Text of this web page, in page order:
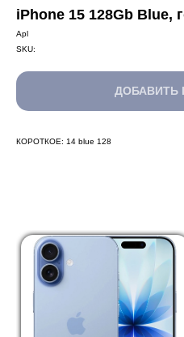
iPhone 15 128Gb Blue,
Apl
SKU:
ДОБАВИТЬ
КОРОТКОЕ: 14 blue 128